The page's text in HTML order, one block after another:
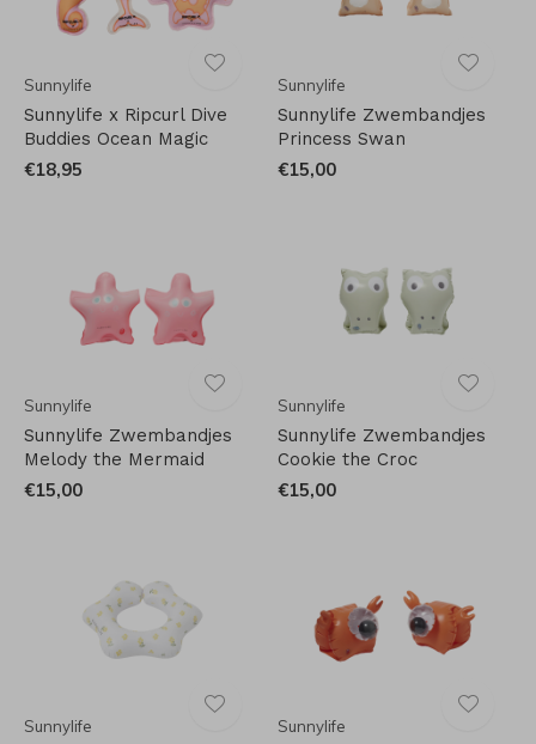
Sunnylife
Sunnylife x Ripcurl Dive
Buddies Ocean Magic
€18,95
Sunnylife
Sunnylife Zwembandjes
Princess Swan
€15,00
Sunnylife
Sunnylife Zwembandjes
Melody the Mermaid
€15,00
Sunnylife
Sunnylife Zwembandjes
Cookie the Croc
€15,00
Sunnylife Sunnylife